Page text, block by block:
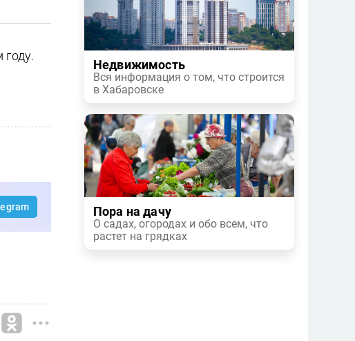
Недвижимость
Вся информация о том, что строится
в Хабаровске
Пора на дачу
О садах, огородах и обо всем, что
растет на грядках